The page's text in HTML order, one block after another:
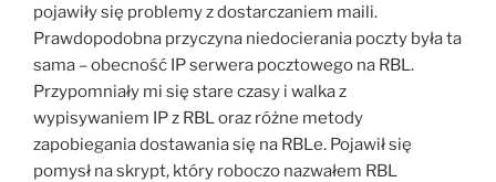
pojawiły się problemy z dostarczaniem maili.
Prawdopodobna przyczyna niedocierania poczty była ta
sama – obecność IP serwera pocztowego na RBL.
Przypomniały mi się stare czasy i walka z
wypisywaniem IP z RBL oraz różne metody
zapobiegania dostawania się na RBLe. Pojawił się
pomysł na skrypt, który roboczo nazwałem RBL